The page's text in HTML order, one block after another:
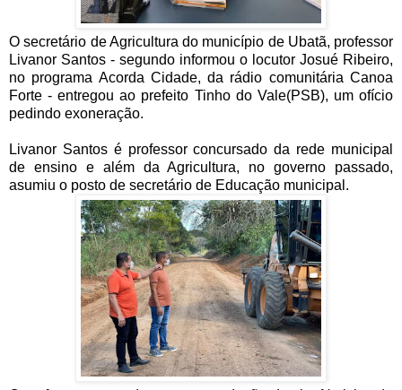
O secretário de Agricultura do município de Ubatã, professor
Livanor Santos - segundo informou o locutor Josué Ribeiro,
no programa Acorda Cidade, da rádio comunitária Canoa
Forte - entregou ao prefeito Tinho do Vale(PSB), um ofício
pedindo exoneração.
Livanor Santos é professor concursado da rede municipal
de ensino e além da Agricultura, no governo passado,
asumiu o posto de secretário de Educação municipal.